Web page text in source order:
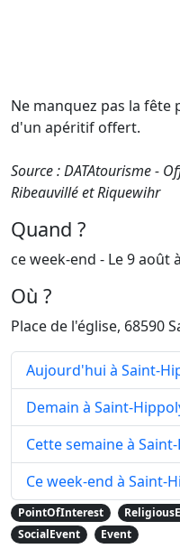
Ne manquez pas la fête
d'un apéritif offert.
Source : DATAtourisme -
Ribeauvillé et Riquewihr
Quand ?
ce week-end - Le 9 août
Où ?
Place de l'église, 68590
Aujourd'hui à Saint-
Demain à Saint-
Cette semaine à
Ce week-end à Saint-
PointOfInterest
SocialEvent
Event